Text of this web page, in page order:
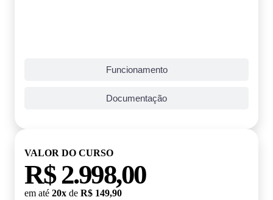
Funcionamento
Documentação
VALOR DO CURSO
R$ 2.998,00
em até 20x de R$ 149,90